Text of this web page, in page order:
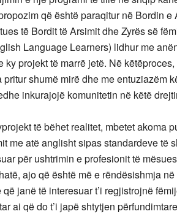
që është paraqitur në Bordin
të Bordit të Arsimit dhe Zyrës së
Language Learners) lidhur me
ky projekt të marrë jetë. Në
pritur shumë mirë dhe me entuziazëm
inkurajojë komunitetin në këtë
të bëhet realitet, mbetet akoma
me atë anglisht sipas standardeve të
për ushtrimin e profesionit të
ajo që është më e rëndësishmja
janë të interesuar t’i regjistrojnë
ai që do t’i japë shtytjen